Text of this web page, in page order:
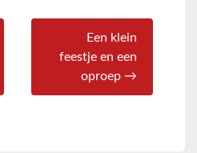
Een klein
feestje en een
oproep →